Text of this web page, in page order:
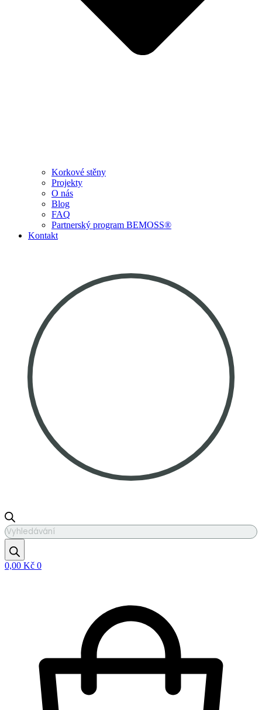
Korkové stěny
Projekty
O nás
Blog
FAQ
Partnerský program BEMOSS®
Kontakt
Products
search
0,00 Kč 0